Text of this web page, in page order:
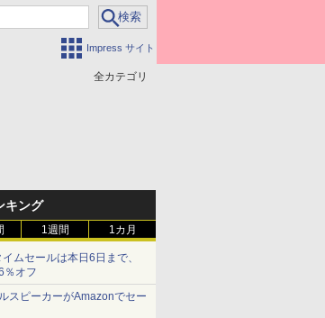
Impress サイト
全カテゴリ
キング
1週間 1カ月
ムセールは本日6日まで、
％オフ
スピーカーがAmazonでセー